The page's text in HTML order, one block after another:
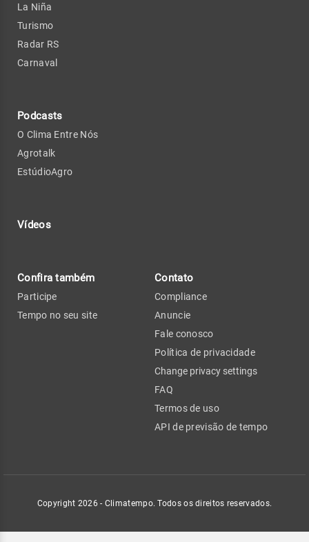
La Niña
Turismo
Radar RS
Carnaval
Podcasts
O Clima Entre Nós
Agrotalk
EstúdioAgro
Vídeos
Confira também
Participe
Tempo no seu site
Contato
Compliance
Anuncie
Fale conosco
Política de privacidade
Change privacy settings
FAQ
Termos de uso
API de previsão de tempo
Copyright 2026 - Climatempo. Todos os direitos reservados.